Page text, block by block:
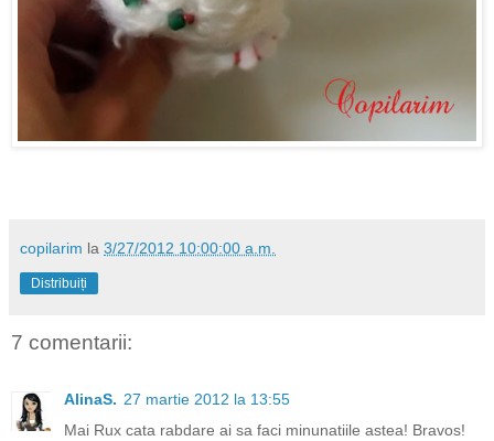
copilarim la 3/27/2012 10:00:00 a.m.
Distribuiți
7 comentarii:
AlinaS. 27 martie 2012 la 13:55
Mai Rux cata rabdare ai sa faci minunatiile astea! Bravos!